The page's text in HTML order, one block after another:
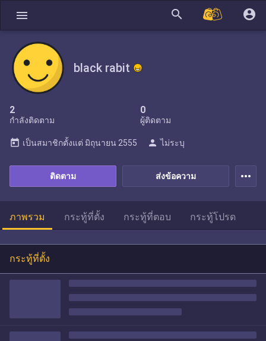
menu search account_circle
black rabit
2
กำลังติดตาม
0
ผู้ติดตาม
ส่งข้อความ
ติดตาม
today เป็นสมาชิกตั้งแต่ มิถุนายน 2555 person ไม่ระบุ
more_horiz
ภาพรวม กระทู้ที่ตั้ง กระทู้ที่ตอบ กระทู้โปรด
กระทู้ที่ตั้ง